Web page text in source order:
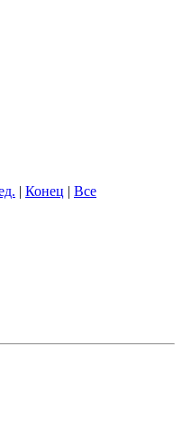
| Конец | Все